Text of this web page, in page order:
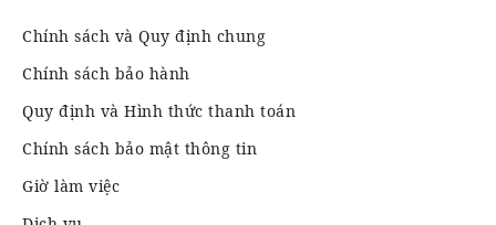
Chính sách và Quy định chung
Chính sách bảo hành
Quy định và Hình thức thanh toán
Chính sách bảo mật thông tin
Giờ làm việc